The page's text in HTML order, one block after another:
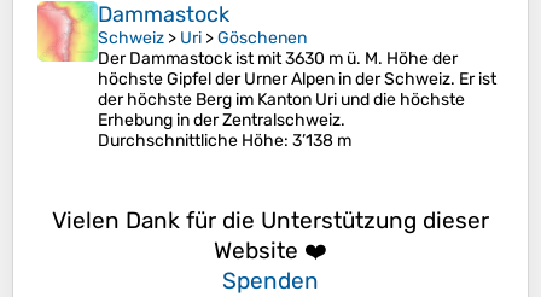
Dammastock
Schweiz > Uri >Göschenen
Der Dammastock ist mit 3630 m ü. M. Höhe der
höchste Gipfel der Urner Alpen in der Schweiz. Er ist
der höchste Berg im Kanton Uri und die höchste
Erhebung in der Zentralschweiz.
Durchschnittliche Höhe: 3’138 m
Vielen Dank für die Unterstützung dieser
Website ❤️
Spenden